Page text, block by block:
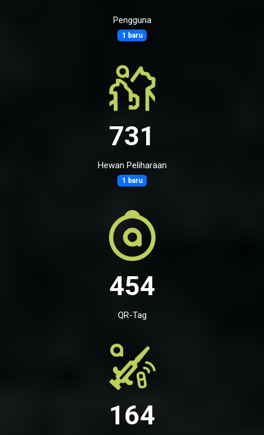
Pengguna
1 baru
731
Hewan Peliharaan
1 baru
454
QR-Tag
164